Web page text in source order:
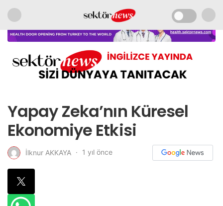
Yapay Zeka’nın Küresel
Ekonomiye Etkisi
İlknur AKKAYA 1 yıl önce